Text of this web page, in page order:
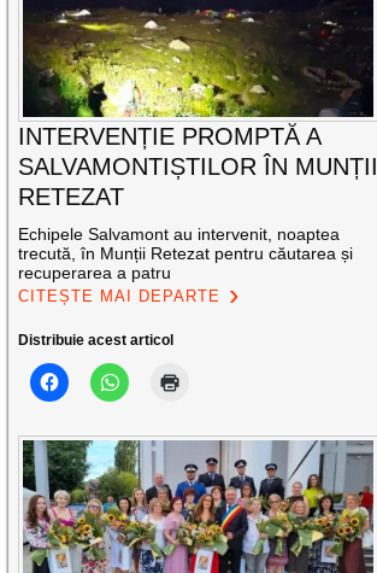
INTERVENȚIE PROMPTĂ A
SALVAMONTIȘTILOR ÎN MUNȚII
RETEZAT
Echipele Salvamont au intervenit, noaptea
trecută, în Munții Retezat pentru căutarea și
recuperarea a patru
CITEȘTE MAI DEPARTE
Distribuie acest articol